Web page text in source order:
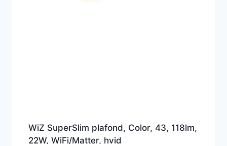
WiZ SuperSlim plafond, Color, 43, 118lm,
22W, WiFi/Matter, hvid